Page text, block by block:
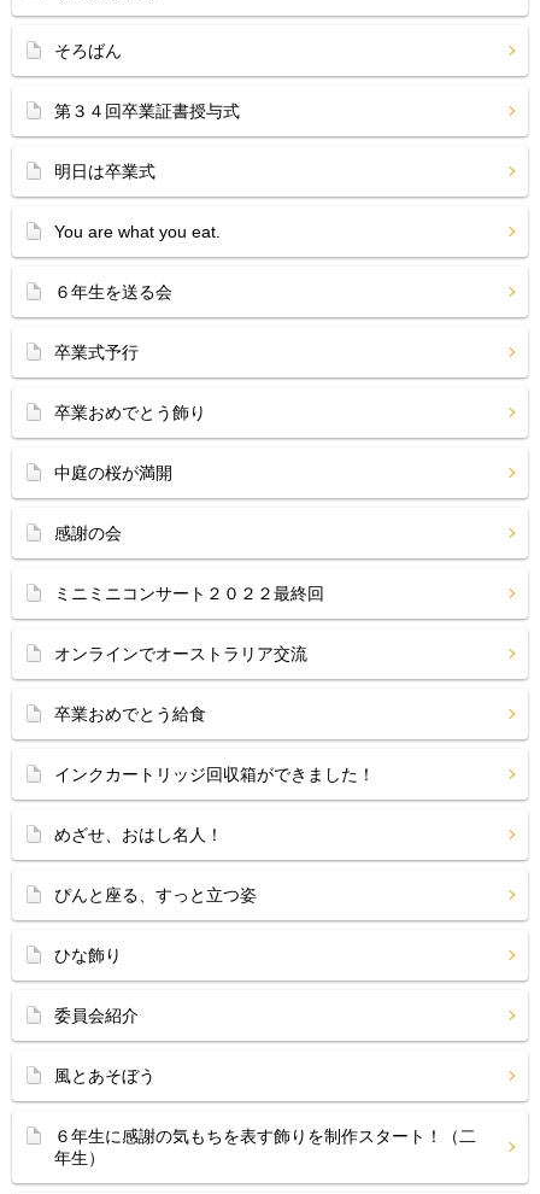
そろばん
第３４回卒業証書授与式
明日は卒業式
You are what you eat.
６年生を送る会
卒業式予行
卒業おめでとう飾り
中庭の桜が満開
感謝の会
ミニミニコンサート２０２２最終回
オンラインでオーストラリア交流
卒業おめでとう給食
インクカートリッジ回収箱ができました！
めざせ、おはし名人！
ぴんと座る、すっと立つ姿
ひな飾り
委員会紹介
風とあそぼう
６年生に感謝の気もちを表す飾りを制作スタート！（二
年生）